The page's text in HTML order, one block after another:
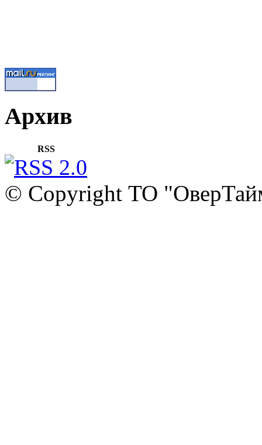
Архив
RSS
© Copyright ТО